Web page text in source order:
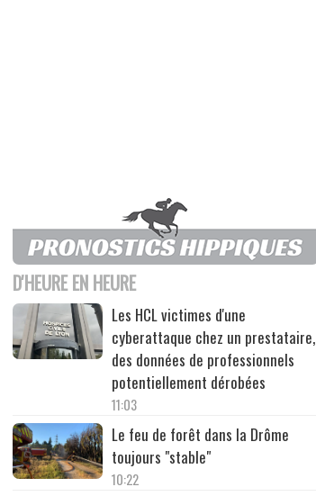
D'HEURE EN HEURE
Les HCL victimes d'une
cyberattaque chez un prestataire,
des données de professionnels
potentiellement dérobées
11:03
Le feu de forêt dans la Drôme
toujours "stable"
10:22